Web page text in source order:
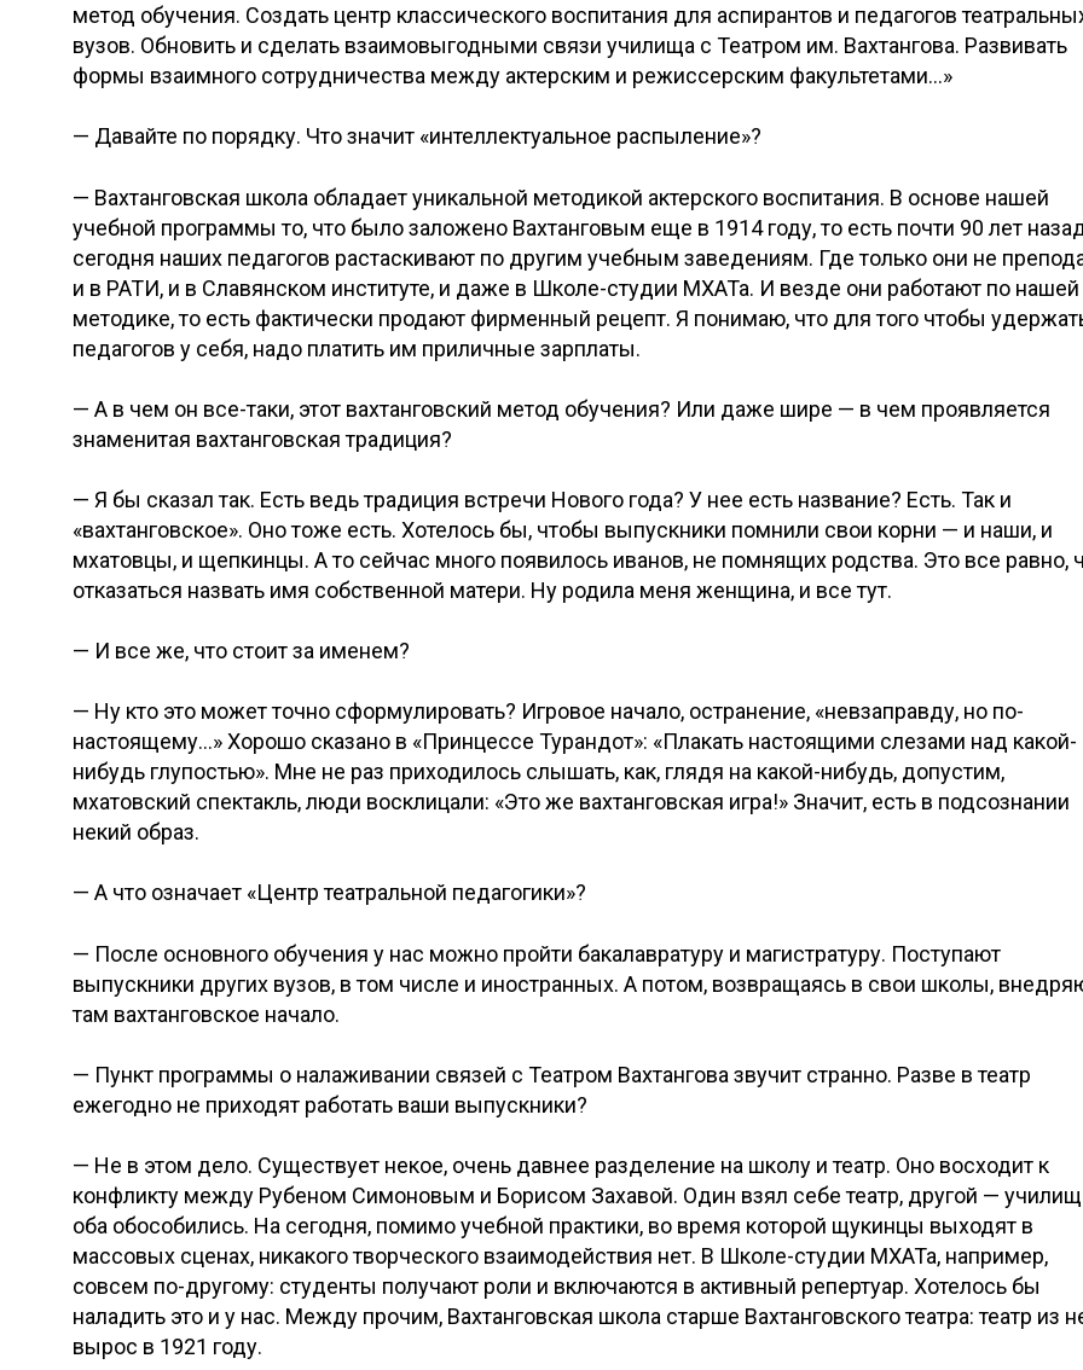
метод обучения. Создать центр классического воспитания для аспирантов и педагогов
вузов. Обновить и сделать взаимовыгодными связи училища с Театром им. Вахтангова. Развивать
формы взаимного сотрудничества между актерским и режиссерским факультетами…»
— Давайте по порядку. Что значит «интеллектуальное распыление»?
— Вахтанговская школа обладает уникальной методикой актерского воспитания. В основе нашей
учебной программы то, что было заложено Вахтанговым еще в 1914 году, то есть почти 90 лет
сегодня наших педагогов растаскивают по другим учебным заведениям. Где только они не
и в РАТИ, и в Славянском институте, и даже в Школе-студии МХАТа. И везде они работают по нашей
методике, то есть фактически продают фирменный рецепт. Я понимаю, что для того чтобы
педагогов у себя, надо платить им приличные зарплаты.
— А в чем он все-таки, этот вахтанговский метод обучения? Или даже шире — в чем проявляется
знаменитая вахтанговская традиция?
— Я бы сказал так. Есть ведь традиция встречи Нового года? У нее есть название? Есть. Так и
«вахтанговское». Оно тоже есть. Хотелось бы, чтобы выпускники помнили свои корни — и наши, и
мхатовцы, и щепкинцы. А то сейчас много появилось иванов, не помнящих родства. Это все равно,
отказаться назвать имя собственной матери. Ну родила меня женщина, и все тут.
— И все же, что стоит за именем?
— Ну кто это может точно сформулировать? Игровое начало, остранение, «невзаправду, но по-
настоящему…» Хорошо сказано в «Принцессе Турандот»: «Плакать настоящими слезами над какой-
нибудь глупостью». Мне не раз приходилось слышать, как, глядя на какой-нибудь, допустим,
мхатовский спектакль, люди восклицали: «Это же вахтанговская игра!» Значит, есть в подсознании
некий образ.
— А что означает «Центр театральной педагогики»?
— После основного обучения у нас можно пройти бакалавратуру и магистратуру. Поступают
выпускники других вузов, в том числе и иностранных. А потом, возвращаясь в свои школы,
там вахтанговское начало.
— Пункт программы о налаживании связей с Театром Вахтангова звучит странно. Разве в театр
ежегодно не приходят работать ваши выпускники?
— Не в этом дело. Существует некое, очень давнее разделение на школу и театр. Оно восходит к
конфликту между Рубеном Симоновым и Борисом Захавой. Один взял себе театр, другой —
оба обособились. На сегодня, помимо учебной практики, во время которой щукинцы выходят в
массовых сценах, никакого творческого взаимодействия нет. В Школе-студии МХАТа, например,
совсем по-другому: студенты получают роли и включаются в активный репертуар. Хотелось бы
наладить это и у нас. Между прочим, Вахтанговская школа старше Вахтанговского театра: театр из
вырос в 1921 году.